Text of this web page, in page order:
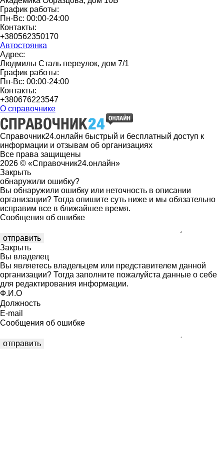
График работы:
Пн-Вс: 00:00-24:00
Контакты:
+380562350170
Автостоянка
Адрес:
Людмилы Сталь переулок, дом 7/1
График работы:
Пн-Вс: 00:00-24:00
Контакты:
+380676223547
О справочнике
Справочник24.онлайн быстрый и бесплатный доступ к
информации и отзывам об организациях
Все права защищены
2026 © «Справочник24.онлайн»
Закрыть
обнаружили ошибку?
Вы обнаружили ошибку или неточность в описании
организации? Тогда опишите суть ниже и мы обязательно
исправим все в ближайшее время.
Сообщения об ошибке
Закрыть
Вы владелец
Вы являетесь владельцем или представителем данной
организации? Тогда заполните пожалуйста данные о себе
для редактирования информации.
Ф.И.О
Должность
E-mail
Сообщения об ошибке